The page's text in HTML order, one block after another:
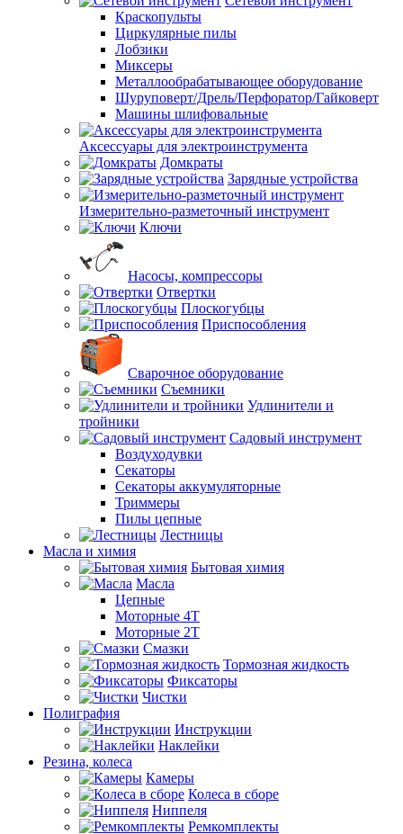
Краскопульты
Циркулярные пилы
Лобзики
Миксеры
Металлообрабатывающее оборудование
Шуруповерт/Дрель/Перфоратор/Гайковерт
Машины шлифовальные
Аксессуары для электроинструмента
Домкраты
Зарядные устройства
Измерительно-разметочный инструмент
Ключи
Насосы, компрессоры
Отвертки
Плоскогубцы
Приспособления
Сварочное оборудование
Съемники
Удлинители и
тройники
Садовый инструмент
Воздуходувки
Секаторы
Секаторы аккумуляторные
Триммеры
Пилы цепные
Лестницы
Масла и химия
Бытовая химия
Масла
Цепные
Моторные 4Т
Моторные 2Т
Смазки
Тормозная жидкость
Фиксаторы
Чистки
Полиграфия
Инструкции
Наклейки
Резина, колеса
Камеры
Колеса в сборе
Ниппеля
Ремкомплекты